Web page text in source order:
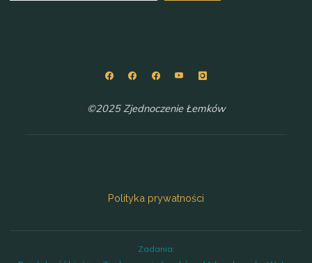
©2025 Zjednoczenie Łemków
Polityka prywatności
Zadania: